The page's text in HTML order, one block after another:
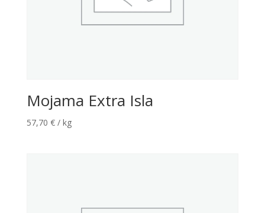
Mojama Extra Isla
57,70 € / kg